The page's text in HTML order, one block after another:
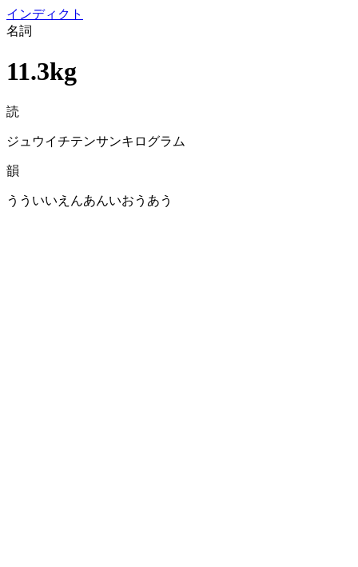
インディクト
名詞
11.3kg
読
ジュウイチテンサンキログラム
韻
うういいえんあんいおうあう